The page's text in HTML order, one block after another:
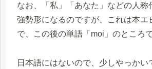
なお、「私」「あなた」などの人称
強勢形になるのですが、これは本エ
で、この後の単語「moi」のところ
日本語にはないので、少しやっかい